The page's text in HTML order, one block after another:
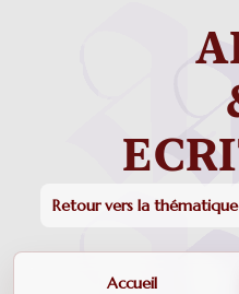
Retour vers la thématique
Accueil